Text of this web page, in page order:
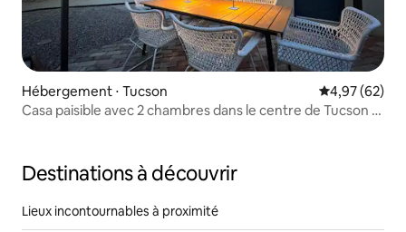
Hébergement ⋅ Tucson Évaluation
4,97 (62)
Casa paisible avec 2 chambres dans le centre de Tucson +
Destinations à découvrir
Lieux incontournables à proximité